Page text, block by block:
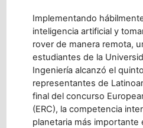
Implementando
inteligencia artificial y
rover de manera remota,
estudiantes de la
Ingeniería alcanzó el
representantes de
final del concurso
(ERC), la competencia
planetaria más importante